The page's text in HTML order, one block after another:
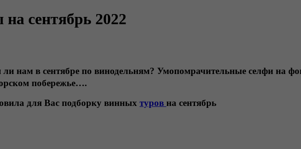
сентябрь 2022
нам в сентябре по винодельням? Умопомрачительные селфи на
побережье….
для Вас подборку винных туров на сентябрь